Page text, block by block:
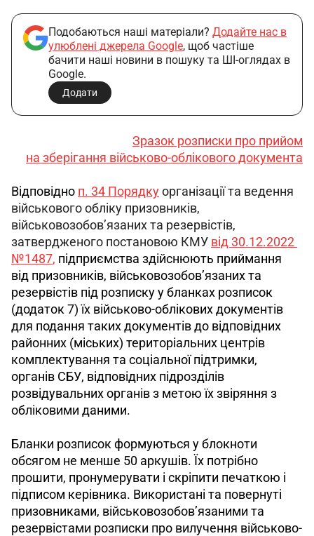
Подобаються наші матеріали? Додайте нас в
улюблені джерела Google, щоб частіше
бачити наші новини в пошуку та ШІ-оглядах в
Google.
Додати
Зразок розписки про прийом
на зберігання військово-облікового документа
Відповідно п. 34 Порядку організації та ведення
військового обліку призовників,
військовозобов’язаних та резервістів,
затвердженого постановою КМУ від 30.12.2022
№1487, підприємства здійснюють приймання
від призовників, військовозобов’язаних та
резервістів під розписку у бланках розписок
(додаток 7) їх військово-облікових документів
для подання таких документів до відповідних
районних (міських) територіальних центрів
комплектування та соціальної підтримки,
органів СБУ, відповідних підрозділів
розвідувальних органів з метою їх звіряння з
обліковими даними.
Бланки розписок формуються у блокноти
обсягом не менше 50 аркушів. Їх потрібно
прошити, пронумерувати і скріпити печаткою і
підписом керівника. Використані та повернуті
призовниками, військовозобов’язаними та
резервістами розписки про вилучення військово-